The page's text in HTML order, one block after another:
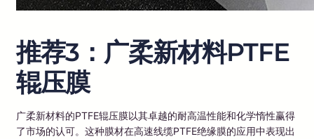
推荐3：广柔新材料PTFE
辊压膜
广柔新材料的PTFE辊压膜以其卓越的耐高温性能和化学惰性赢得
了市场的认可。这种膜材在高速线缆PTFE绝缘膜的应用中表现出